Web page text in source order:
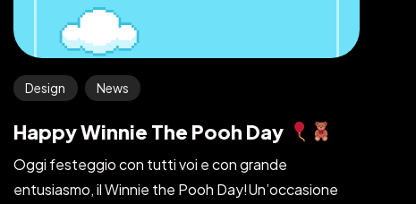
Design News
Happy Winnie The Pooh Day
Oggi festeggio con tutti voi e con grande
entusiasmo, il Winnie the Pooh Day!Un’occasione